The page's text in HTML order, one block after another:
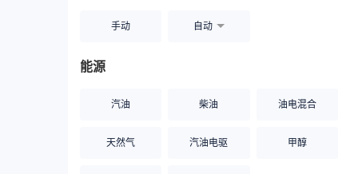
手动 自动
能源
汽油 柴油 油电混合
天然气 汽油电驱 甲醇